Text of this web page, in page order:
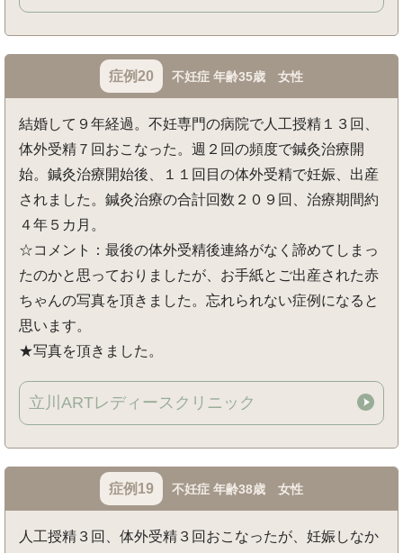
症例20 不妊症 年齢35歳 女性
結婚して９年経過。不妊専門の病院で人工授精１３回、
体外受精７回おこなった。週２回の頻度で鍼灸治療開
始。鍼灸治療開始後、１１回目の体外受精で妊娠、出産
されました。鍼灸治療の合計回数２０９回、治療期間約
４年５カ月。
☆コメント：最後の体外受精後連絡がなく諦めてしまっ
たのかと思っておりましたが、お手紙とご出産された赤
ちゃんの写真を頂きました。忘れられない症例になると
思います。
★写真を頂きました。
立川ARTレディースクリニック
症例19 不妊症 年齢38歳 女性
人工授精３回、体外受精３回おこなったが、妊娠しなか